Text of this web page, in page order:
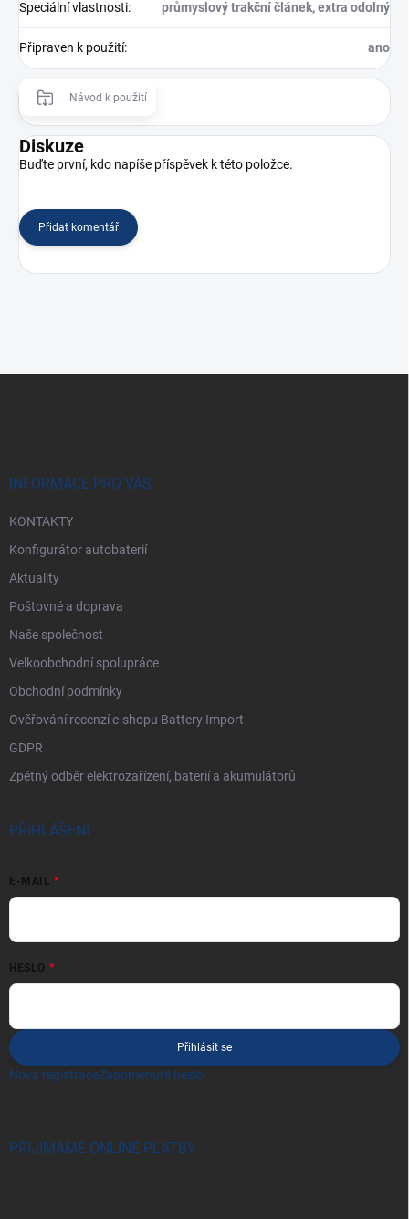
Speciální vlastnosti: průmyslový trakční článek, extra odolný
Připraven k použití: ano
Návod k použití
Diskuze
Buďte první, kdo napíše příspěvek k této položce.
Přidat komentář
INFORMACE PRO VÁS
KONTAKTY
Konfigurátor autobaterií
Aktuality
Poštovné a doprava
Naše společnost
Velkoobchodní spolupráce
Obchodní podmínky
Ověřování recenzí e-shopu Battery Import
GDPR
Zpětný odběr elektrozařízení, baterií a akumulátorů
PŘIHLÁŠENÍ
E-MAIL
HESLO
Přihlásit se
Nová registraceZapomenuté heslo
PŘIJÍMÁME ONLINE PLATBY